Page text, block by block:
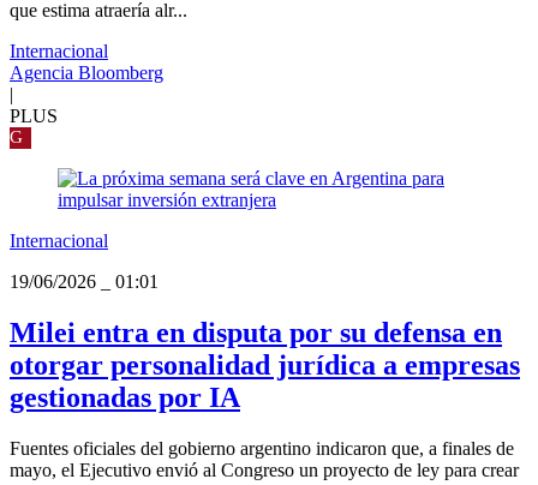
que estima atraería alr...
Internacional
Agencia Bloomberg
|
PLUS
G
Internacional
19/06/2026
01:01
Milei entra en disputa por su defensa en
otorgar personalidad jurídica a empresas
gestionadas por IA
Fuentes oficiales del gobierno argentino indicaron que, a finales de
mayo, el Ejecutivo envió al Congreso un proyecto de ley para crear